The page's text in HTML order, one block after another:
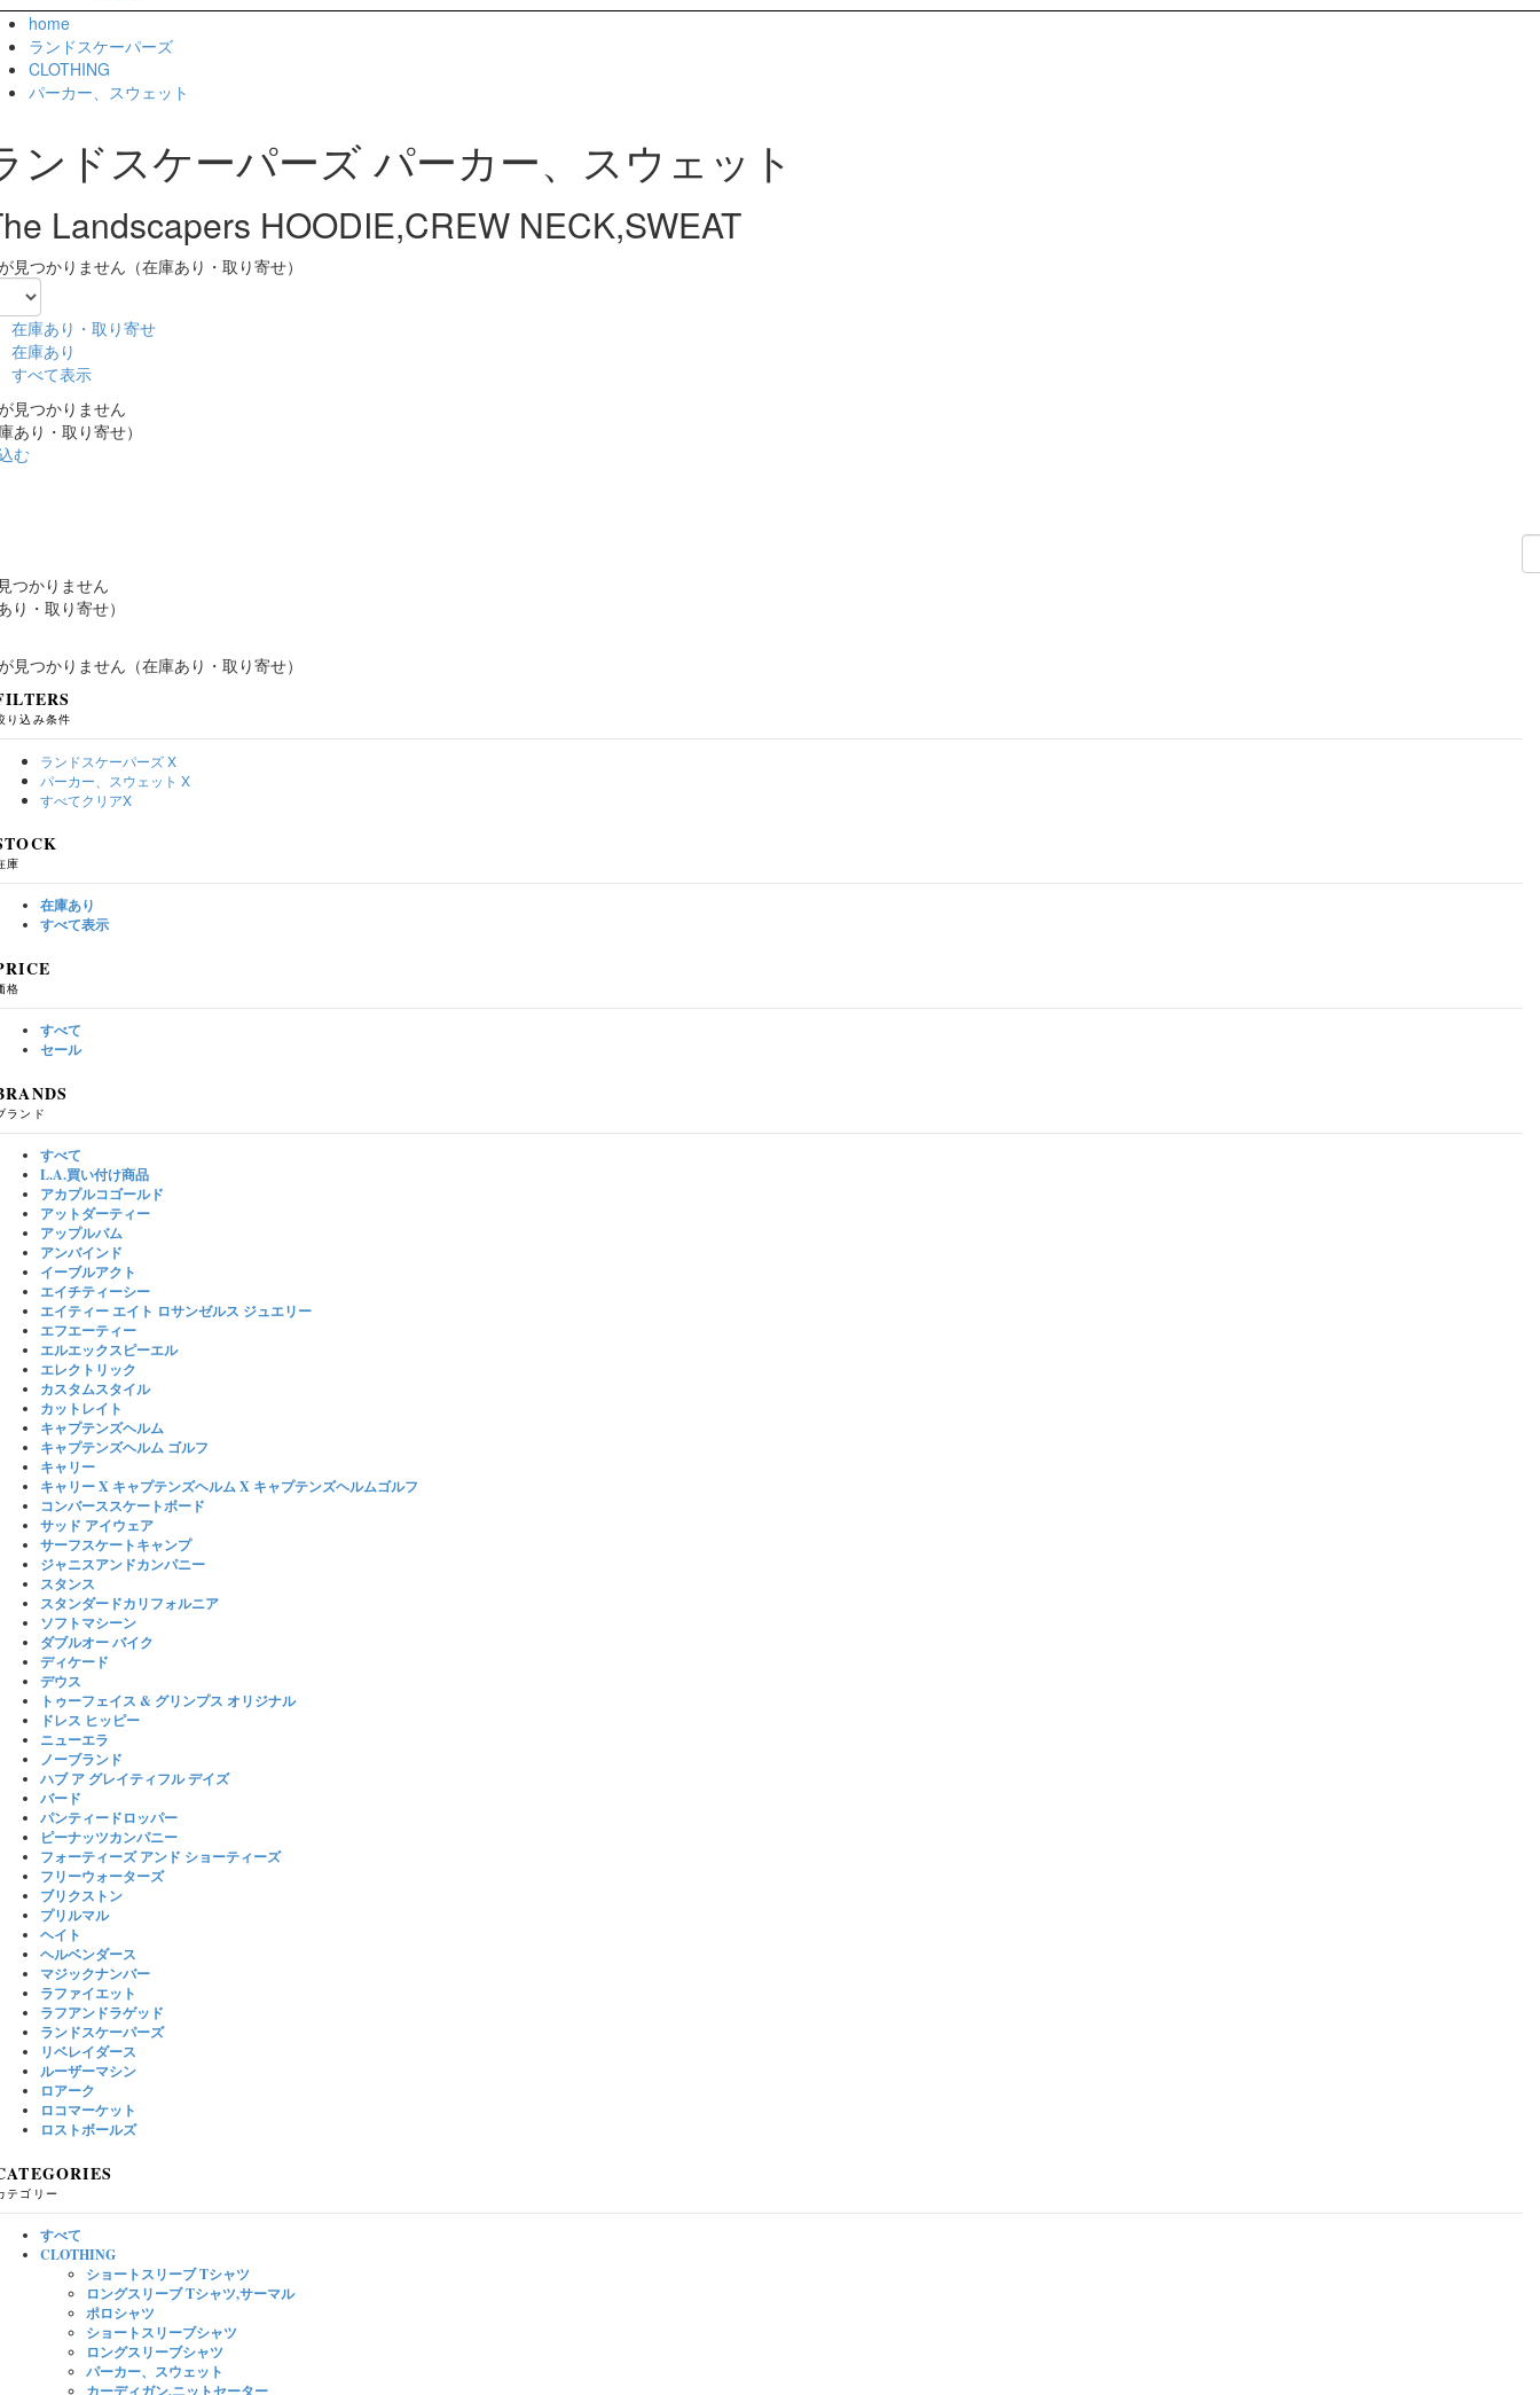
home
ランドスケーパーズ
CLOTHING
パーカー、スウェット
ンドスケーパーズ パーカー、スウェット
Landscapers HOODIE,CREW NECK,SWEAT
見つかりません（在庫あり・取り寄せ）
在庫あり・取り寄せ
在庫あり
すべて表示
見つかりません
あり・取り寄せ）
む
つかりません
り・取り寄せ）
見つかりません（在庫あり・取り寄せ）
り込み条件
ランドスケーパーズX
パーカー、スウェット X
すべてクリアX
庫
在庫あり
すべて表示
格
すべて
セール
ランド
すべて
L.A.買い付け商品
アカプルコゴールド
アットダーティー
アップルバム
アンバインド
イーブルアクト
エイチティーシー
エイティー エイト ロサンゼルス ジュエリー
エフエーティー
エルエックスピーエル
エレクトリック
カスタムスタイル
カットレイト
キャプテンズヘルム
キャプテンズヘルム ゴルフ
キャリー
キャリー X キャプテンズヘルム X キャプテンズヘルムゴルフ
コンバーススケートボード
サッド アイウェア
サーフスケートキャンプ
ジャニスアンドカンパニー
スタンス
スタンダードカリフォルニア
ソフトマシーン
ダブルオー バイク
ディケード
デウス
トゥーフェイス & グリンプス オリジナル
ドレス ヒッピー
ニューエラ
ノーブランド
ハブ ア グレイティフル デイズ
バード
パンティードロッパー
ピーナッツカンパニー
フォーティーズ アンド ショーティーズ
フリーウォーターズ
ブリクストン
プリルマル
ヘイト
ヘルベンダース
マジックナンバー
ラファイエット
ラフアンドラゲッド
ランドスケーパーズ
リベレイダース
ルーザーマシン
ロアーク
ロコマーケット
ロストボールズ
テゴリー
すべて
CLOTHING
ショートスリーブ Tシャツ
ロングスリーブ Tシャツ,サーマル
ポロシャツ
ショートスリーブシャツ
ロングスリーブシャツ
パーカー、スウェット
カーディガン,ニットセーター